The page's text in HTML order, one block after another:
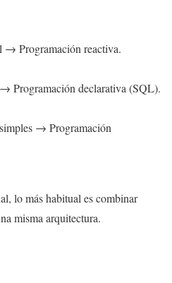
→ Programación reactiva.
→ Programación declarativa (SQL).
→ Programación
lo más habitual es combinar
misma arquitectura.